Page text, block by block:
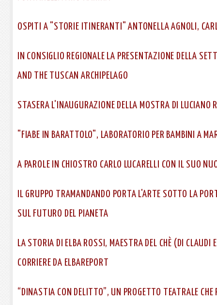
OSPITI A "STORIE ITINERANTI" ANTONELLA AGNOLI,
IN CONSIGLIO REGIONALE LA PRESENTAZIONE DELLA
AND THE TUSCAN ARCHIPELAGO
STASERA L'INAUGURAZIONE DELLA MOSTRA DI LUCIANO
"FIABE IN BARATTOLO", LABORATORIO PER BAMBINI A
A PAROLE IN CHIOSTRO CARLO LUCARELLI CON IL SUO
IL GRUPPO TRAMANDANDO PORTA L'ARTE SOTTO LA
SUL FUTURO DEL PIANETA
LA STORIA DI ELBA ROSSI, MAESTRA DEL CHÈ (DI
CORRIERE DA ELBAREPORT
“DINASTIA CON DELITTO”, UN PROGETTO TEATRALE CHE